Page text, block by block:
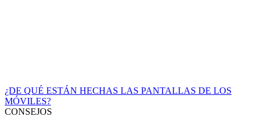
¿DE QUÉ ESTÁN HECHAS LAS PANTALLAS DE LOS
MÓVILES?
CONSEJOS